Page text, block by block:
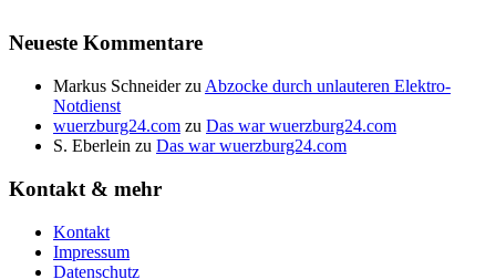
Neueste Kommentare
Markus Schneiderzu Abzocke durch unlauteren Elektro-
Notdienst
wuerzburg24.com zu Das war wuerzburg24.com
S. Eberlein zu Das war wuerzburg24.com
Kontakt & mehr
Kontakt
Impressum
Datenschutz